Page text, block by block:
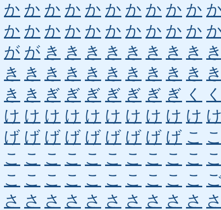
か か か か か か か か か か
か か か か か か か か か か
が が き き き き き き き き
き き き き き き き き き き
き き ぎ ぎ ぎ ぎ ぎ ぎ ぎ く
け け け け け け け け け け
げ げ げ げ げ げ げ げ げ こ
こ こ こ こ こ こ こ こ こ こ
こ こ こ こ こ こ こ こ こ こ
さ さ さ さ さ さ さ さ さ さ